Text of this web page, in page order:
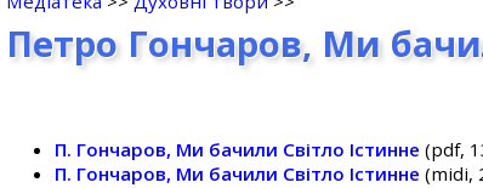
Петро Гончаров, Ми
П. Гончаров, Ми бачили Світло Істинне (pdf,
П. Гончаров, Ми бачили Світло Істинне (midi,